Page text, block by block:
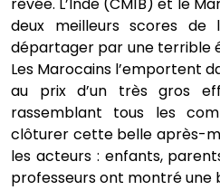
rêvée. L’Inde (CM1B) et le
deux meilleurs scores de
départager par une terrible
Les Marocains l’emportent
au prix d’un très gros
rassemblant tous les
clôturer cette belle après-
les acteurs : enfants,
professeurs ont montré une